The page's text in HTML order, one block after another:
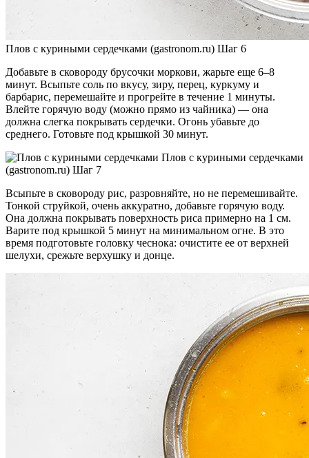
Плов с куриными сердечками (gastronom.ru) Шаг 6
Добавьте в сковороду брусочки моркови, жарьте еще 6–8
минут. Всыпьте соль по вкусу, зиру, перец, куркуму и
барбарис, перемешайте и прогрейте в течение 1 минуты.
Влейте горячую воду (можно прямо из чайника) — она
должна слегка покрывать сердечки. Огонь убавьте до
среднего. Готовьте под крышкой 30 минут.
Плов с куриными сердечками
(gastronom.ru) Шаг 7
Всыпьте в сковороду рис, разровняйте, но не перемешивайте.
Тонкой струйкой, очень аккуратно, добавьте горячую воду.
Она должна покрывать поверхность риса примерно на 1 см.
Варите под крышкой 5 минут на минимальном огне. В это
время подготовьте головку чеснока: очистите ее от верхней
шелухи, срежьте верхушку и донце.